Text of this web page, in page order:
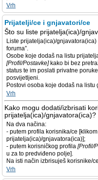
Vrh
Prijatelji/ce i gnjavatori/ce
Što su liste prijatelja(ica)/
Liste prijatelja(ica)/
foruma”.
Osobe koje dodaš na listu
[Profil/Postavke]kako bi bez
status te im poslati privatne
posvijetljeni.
Postovi osoba koje dodaš na
Vrh
Kako mogu dodati/izbrisati
prijatelja(ica)/gnjavatora(ica)?
Na dva načina:
- putem profila korisnika/ce
prijatelja(ica)/gnjavatora(ica)];
- putem korisničkog profila [Profil/
u za to predviđeno polje].
Na isti način izbrisuješ korisnike/
Vrh